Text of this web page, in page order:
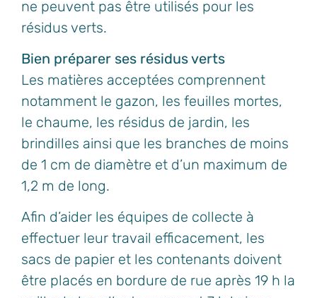
ne peuvent pas être utilisés pour les
résidus verts.
Bien préparer ses résidus verts
Les matières acceptées comprennent
notamment le gazon, les feuilles mortes,
le chaume, les résidus de jardin, les
brindilles ainsi que les branches de moins
de 1 cm de diamètre et d’un maximum de
1,2 m de long.
Afin d’aider les équipes de collecte à
effectuer leur travail efficacement, les
sacs de papier et les contenants doivent
être placés en bordure de rue après 19 h la